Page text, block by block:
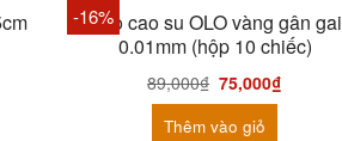
-16%
Bao cao su OLO vàng gân gai
0.01mm (hộp 10 chiếc)
89,000₫ 75,000₫
Thêm vào giỏ